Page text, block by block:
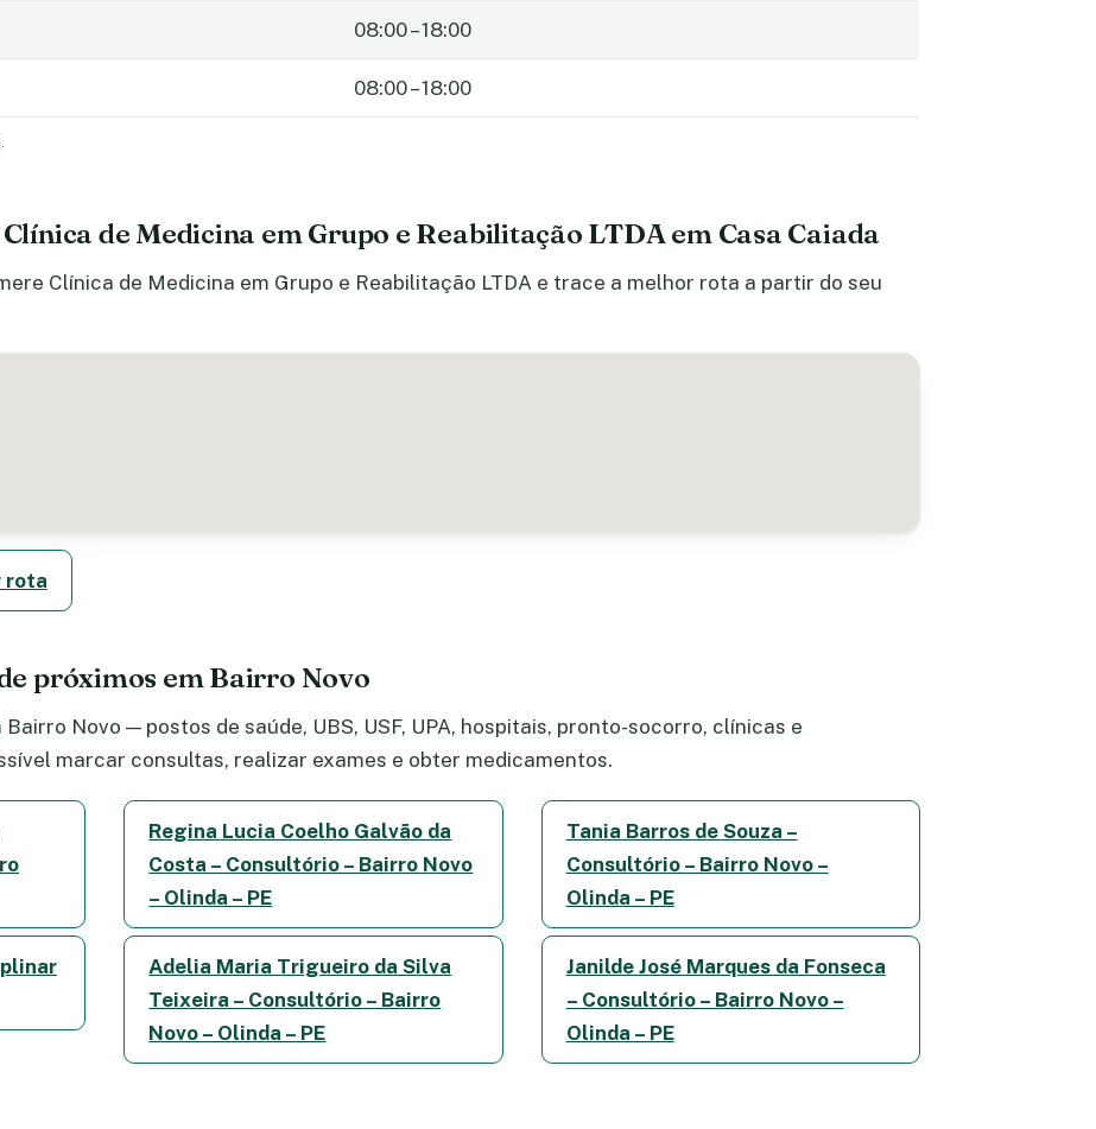
08:00 – 18:00
08:00 – 18:00
de Medicina em Grupo e Reabilitação LTDA em Casa Caiada
Clínica de Medicina em Grupo e Reabilitação LTDA e trace a melhor rota a partir do seu
rota
próximos em Bairro Novo
Novo — postos de saúde, UBS, USF, UPA, hospitais, pronto-socorro, clínicas e
marcar consultas, realizar exames e obter medicamentos.
Regina Lucia Coelho Galvão da
Costa – Consultório – Bairro Novo
– Olinda – PE
Tania Barros de Souza –
Consultório – Bairro Novo –
Olinda – PE
Adelia Maria Trigueiro da Silva
Teixeira – Consultório – Bairro
Novo – Olinda – PE
Janilde José Marques da Fonseca
– Consultório – Bairro Novo –
Olinda – PE